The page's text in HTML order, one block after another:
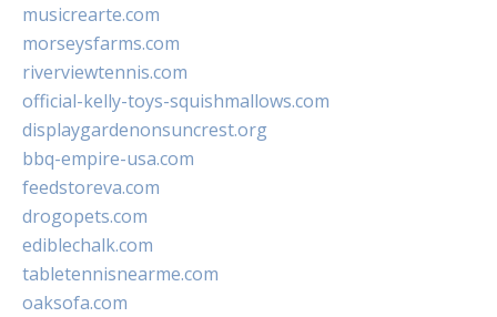
musicrearte.com
morseysfarms.com
riverviewtennis.com
official-kelly-toys-squishmallows.com
displaygardenonsuncrest.org
bbq-empire-usa.com
feedstoreva.com
drogopets.com
ediblechalk.com
tabletennisnearme.com
oaksofa.com